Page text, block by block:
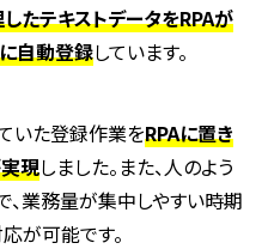
たテキストデータをRPAが
自動登録しています。
いた登録作業をRPAに置き
現しました。また、人のよう
業務量が集中しやすい時期
が可能です。